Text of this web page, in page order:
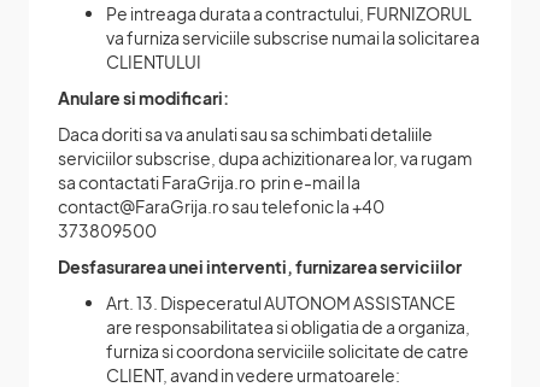
Pe intreaga durata a contractului, FURNIZORUL
va furniza serviciile subscrise numai la solicitarea
CLIENTULUI
Anulare si modificari:
Daca doriti sa va anulati sau sa schimbati detaliile
serviciilor subscrise, dupa achizitionarea lor, va rugam
sa contactati FaraGrija.ro prin e-mail la
contact@FaraGrija.ro sau telefonic la +40
373809500
Desfasurarea unei interventi, furnizarea serviciilor
Art. 13. Dispeceratul AUTONOM ASSISTANCE
are responsabilitatea si obligatia de a organiza,
furniza si coordona serviciile solicitate de catre
CLIENT, avand in vedere urmatoarele: